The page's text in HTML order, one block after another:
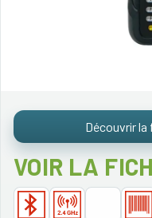
Découvrir
VOIR LA